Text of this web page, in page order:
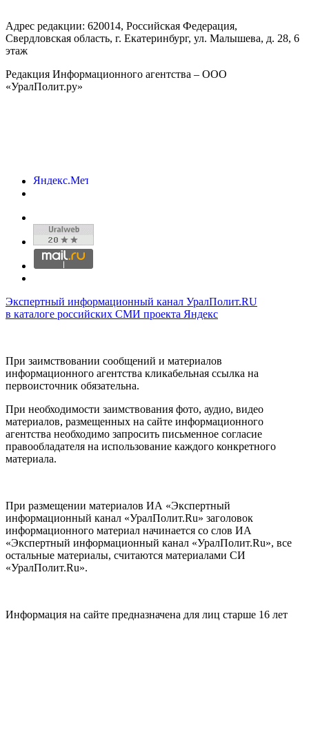
Адрес редакции: 620014, Российская Федерация,
Свердловская область, г. Екатеринбург, ул. Малышева, д. 28, 6
этаж
Редакция Информационного агентства – ООО
«УралПолит.ру»
Экспертный информационный канал УралПолит.RU
в каталоге российских СМИ проекта Яндекс
При заимствовании сообщений и материалов
информационного агентства кликабельная ссылка на
первоисточник обязательна.
При необходимости заимствования фото, аудио, видео
материалов, размещенных на сайте информационного
агентства необходимо запросить письменное согласие
правообладателя на использование каждого конкретного
материала.
При размещении материалов ИА «Экспертный
информационный канал «УралПолит.Ru» заголовок
информационного материал начинается со слов ИА
«Экспертный информационный канал «УралПолит.Ru», все
остальные материалы, считаются материалами СИ
«УралПолит.Ru».
Информация на сайте предназначена для лиц старше 16 лет